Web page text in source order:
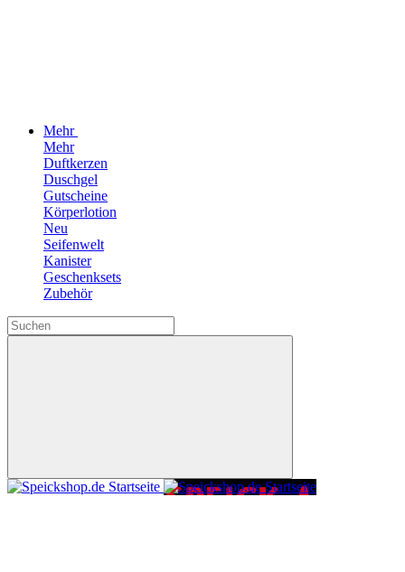
Mehr
Mehr
Duftkerzen
Duschgel
Gutscheine
Körperlotion
Neu
Seifenwelt
Kanister
Geschenksets
Zubehör